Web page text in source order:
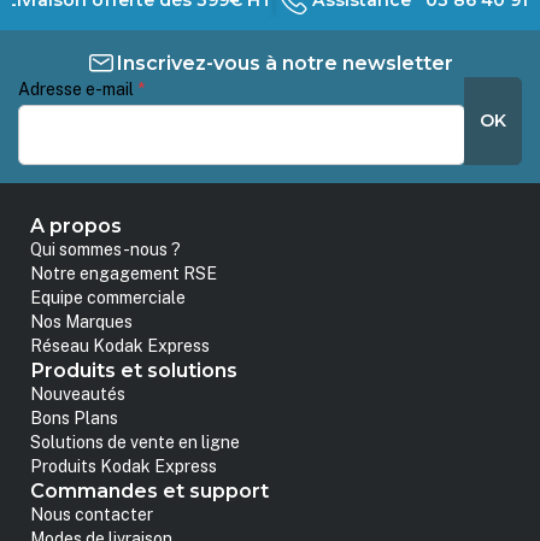
Inscrivez-vous à notre newsletter
Adresse e-mail *
OK
A propos
Qui sommes-nous ?
Notre engagement RSE
Equipe commerciale
Nos Marques
Réseau Kodak Express
Produits et solutions
Nouveautés
Bons Plans
Solutions de vente en ligne
Produits Kodak Express
Commandes et support
Nous contacter